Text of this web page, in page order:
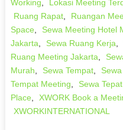
Working, Lokasi Meeting
Ruang Rapat, Ruangan
Space, Sewa Meeting Hotel
Jakarta, Sewa Ruang Kerja,
Ruang Meeting Jakarta,
Murah, Sewa Tempat,
Tempat Meeting, Sewa
Place, XWORK Book a
XWORKINTERNATIONAL